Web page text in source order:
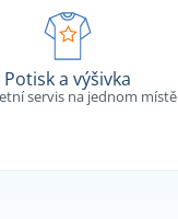
Potisk a výšivka
servis na jednom místě